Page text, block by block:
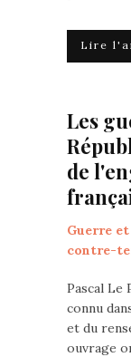
Lire
Les
de
Guerre
contre-
Pascal Le
connu
et du
ouvrage